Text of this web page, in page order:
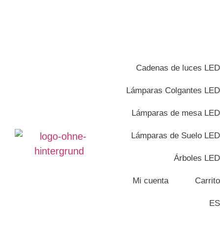
Cadenas de luces LED
Lámparas Colgantes LED
Lámparas de mesa LED
Lámparas de Suelo LED
Árboles LED
Mi cuenta Carrito
ES